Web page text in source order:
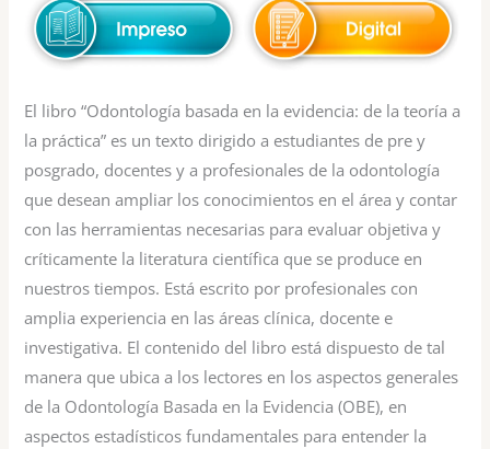
El libro “Odontología basada en la evidencia: de la teoría a
la práctica” es un texto dirigido a estudiantes de pre y
posgrado, docentes y a profesionales de la odontología
que desean ampliar los conocimientos en el área y contar
con las herramientas necesarias para evaluar objetiva y
críticamente la literatura científica que se produce en
nuestros tiempos. Está escrito por profesionales con
amplia experiencia en las áreas clínica, docente e
investigativa. El contenido del libro está dispuesto de tal
manera que ubica a los lectores en los aspectos generales
de la Odontología Basada en la Evidencia (OBE), en
aspectos estadísticos fundamentales para entender la